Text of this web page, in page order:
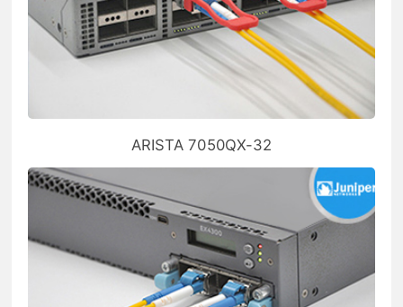
ARISTA 7050QX-32